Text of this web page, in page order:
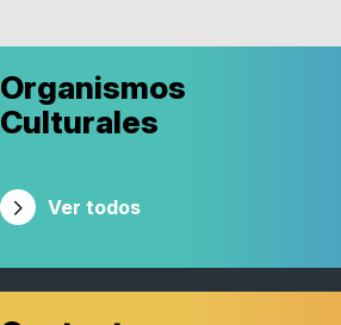
Organismos
Culturales
Ver todos